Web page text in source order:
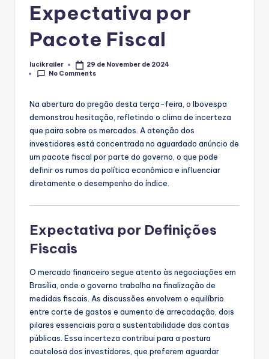
Expectativa por
Pacote Fiscal
Posted
by
lucikrailer
29 de November de 2024
No Comments
Na abertura do pregão desta terça-feira, o Ibovespa
demonstrou hesitação, refletindo o clima de incerteza
que paira sobre os mercados. A atenção dos
investidores está concentrada no aguardado anúncio de
um pacote fiscal por parte do governo, o que pode
definir os rumos da política econômica e influenciar
diretamente o desempenho do índice.
Expectativa por Definições
Fiscais
O mercado financeiro segue atento às negociações em
Brasília, onde o governo trabalha na finalização de
medidas fiscais. As discussões envolvem o equilíbrio
entre corte de gastos e aumento de arrecadação, dois
pilares essenciais para a sustentabilidade das contas
públicas. Essa incerteza contribui para a postura
cautelosa dos investidores, que preferem aguardar